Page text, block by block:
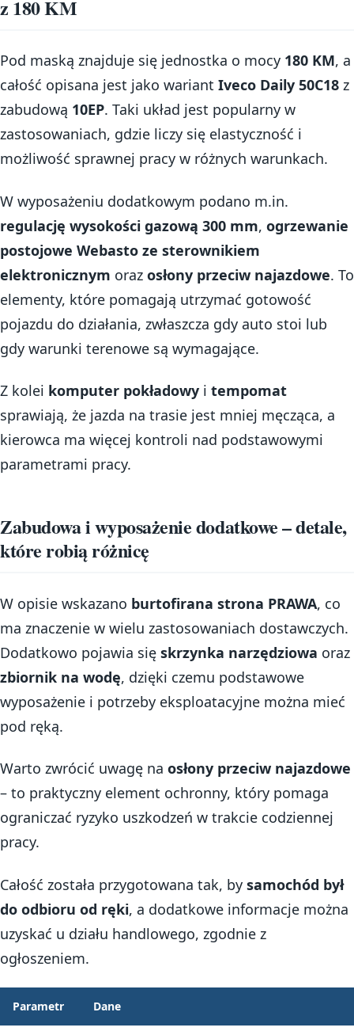
z 180 KM
Pod maską znajduje się jednostka o mocy 180 KM, a
całość opisana jest jako wariant Iveco Daily 50C18 z
zabudową 10EP. Taki układ jest popularny w
zastosowaniach, gdzie liczy się elastyczność i
możliwość sprawnej pracy w różnych warunkach.
W wyposażeniu dodatkowym podano m.in.
regulację wysokości gazową 300 mm, ogrzewanie
postojowe Webasto ze sterownikiem
elektronicznym oraz osłony przeciw najazdowe. To
elementy, które pomagają utrzymać gotowość
pojazdu do działania, zwłaszcza gdy auto stoi lub
gdy warunki terenowe są wymagające.
Z kolei komputer pokładowy i tempomat
sprawiają, że jazda na trasie jest mniej męcząca, a
kierowca ma więcej kontroli nad podstawowymi
parametrami pracy.
Zabudowa i wyposażenie dodatkowe – detale,
które robią różnicę
W opisie wskazano burtofirana strona PRAWA, co
ma znaczenie w wielu zastosowaniach dostawczych.
Dodatkowo pojawia się skrzynka narzędziowa oraz
zbiornik na wodę, dzięki czemu podstawowe
wyposażenie i potrzeby eksploatacyjne można mieć
pod ręką.
Warto zwrócić uwagę na osłony przeciw najazdowe
– to praktyczny element ochronny, który pomaga
ograniczać ryzyko uszkodzeń w trakcie codziennej
pracy.
Całość została przygotowana tak, by samochód był
do odbioru od ręki, a dodatkowe informacje można
uzyskać u działu handlowego, zgodnie z
ogłoszeniem.
Parametr Dane